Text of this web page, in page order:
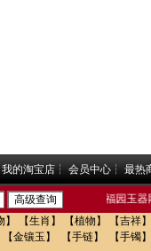
我的淘宝店 ┆ 会员中心 ┆ 最热
福园玉器
】 【生肖】 【植物】 【吉祥】
【金镶玉】 【手链】 【手镯】